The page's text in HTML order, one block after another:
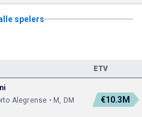
spelers
ETV
Alegrense • M, DM
€10.3M